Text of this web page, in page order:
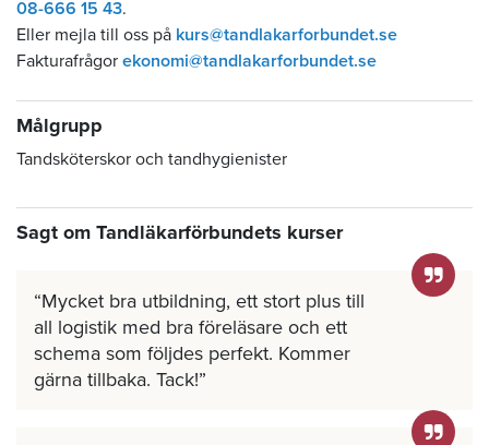
08-666 15 43.
Eller mejla till oss på kurs@tandlakarforbundet.se
Fakturafrågor ekonomi@tandlakarforbundet.se
Målgrupp
Tandsköterskor och tandhygienister
Sagt om Tandläkarförbundets kurser
Mycket bra utbildning, ett stort plus till
all logistik med bra föreläsare och ett
schema som följdes perfekt. Kommer
gärna tillbaka. Tack!